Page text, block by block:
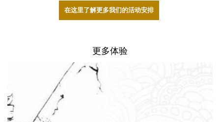
在这里了解更多我们的活动安排
更多体验